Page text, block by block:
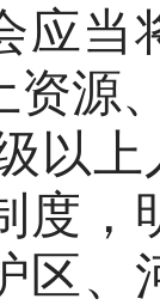
应当
资源
以上
度，
区、